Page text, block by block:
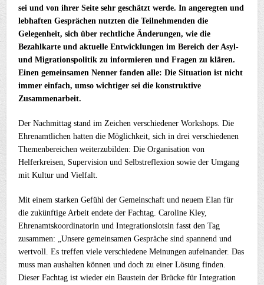
sei und von ihrer Seite sehr geschätzt werde. In angeregten und
lebhaften Gesprächen nutzten die Teilnehmenden die
Gelegenheit, sich über rechtliche Änderungen, wie die
Bezahlkarte und aktuelle Entwicklungen im Bereich der Asyl-
und Migrationspolitik zu informieren und Fragen zu klären.
Einen gemeinsamen Nenner fanden alle: Die Situation ist nicht
immer einfach, umso wichtiger sei die konstruktive
Zusammenarbeit.
Der Nachmittag stand im Zeichen verschiedener Workshops. Die
Ehrenamtlichen hatten die Möglichkeit, sich in drei verschiedenen
Themenbereichen weiterzubilden: Die Organisation von
Helferkreisen, Supervision und Selbstreflexion sowie der Umgang
mit Kultur und Vielfalt.
Mit einem starken Gefühl der Gemeinschaft und neuem Elan für
die zukünftige Arbeit endete der Fachtag. Caroline Kley,
Ehrenamtskoordinatorin und Integrationslotsin fasst den Tag
zusammen: „Unsere gemeinsamen Gespräche sind spannend und
wertvoll. Es treffen viele verschiedene Meinungen aufeinander. Das
muss man aushalten können und doch zu einer Lösung finden.
Dieser Fachtag ist wieder ein Baustein der Brücke für Integration